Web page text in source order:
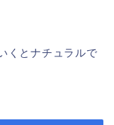
くとナチュラルで